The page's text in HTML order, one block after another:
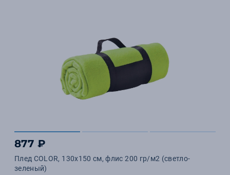
877 ₽
Плед COLOR, 130х150 см, флис 200 гр/м2 (светло-
зеленый)